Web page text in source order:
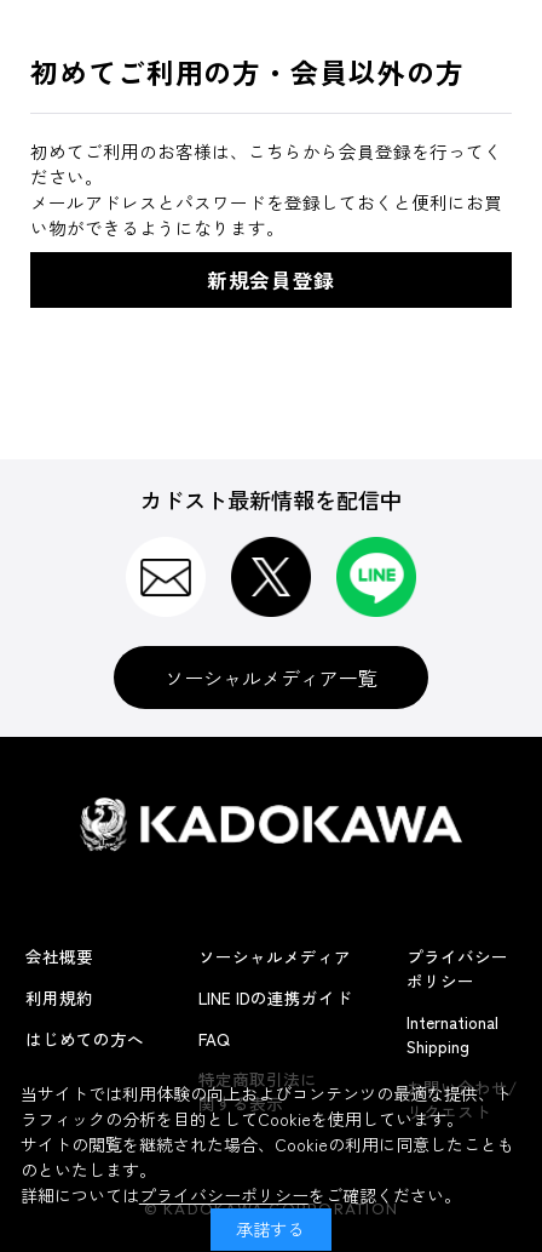
初めてご利用の方・会員以外の方
初めてご利用のお客様は、こちらから会員登録を行ってく
ださい。
メールアドレスとパスワードを登録しておくと便利にお買
い物ができるようになります。
カドスト最新情報を配信中
ソーシャルメディア一覧
会社概要
利用規約
はじめての方へ
ソーシャルメディア
LINE IDの連携ガイド
FAQ
特定商取引法に
関する表示
プライバシー
ポリシー
International
Shipping
お問い合わせ/
リクエスト
© KADOKAWA CORPORATION
当サイトでは利用体験の向上およびコンテンツの最適な提供、ト
ラフィックの分析を目的としてCookieを使用しています。
サイトの閲覧を継続された場合、Cookieの利用に同意したことも
のといたします。
詳細についてはプライバシーポリシーをご確認ください。
承諾する